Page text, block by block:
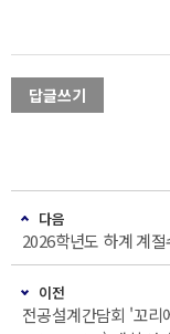
답글쓰기
다음
2026학년도 하계 계
이전
전공설계간담회 '꼬